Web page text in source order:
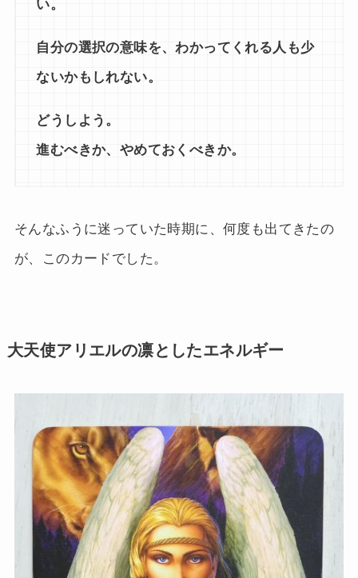
い。
自分の選択の意味を、わかってくれる人も少
ないかもしれない。
どうしよう。
進むべきか、やめておくべきか。
そんなふうに迷っていた時期に、何度も出てきたの
が、このカードでした。
大天使アリエルの凛としたエネルギー